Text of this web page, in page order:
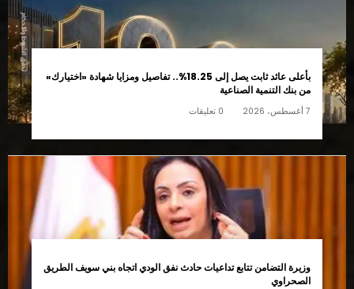
بأعلى عائد ثابت يصل إلى 18.25%.. تفاصيل ومزايا شهادة «اختيارك»
من بنك التنمية الصناعية
7 أغسطس، 2026 0 تعليقات
وزيرة التضامن تتابع تداعيات حادث نفق الودي اتجاه بني سويف الطريق
الصحراوي